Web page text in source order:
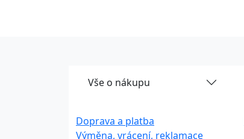
Vše o nákupu
Doprava a platba
Výměna, vrácení, reklamace